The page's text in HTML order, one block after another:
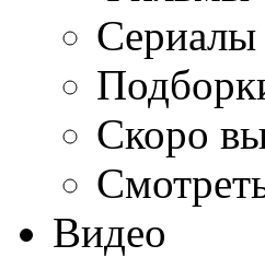
Сериалы
Скоро
Видео